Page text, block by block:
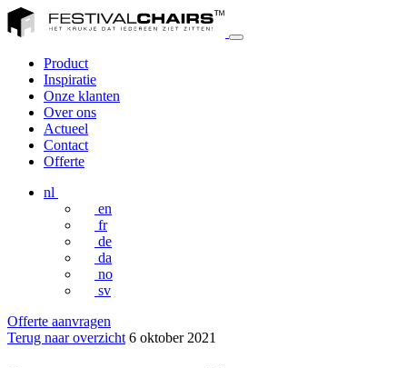
Product
Inspiratie
Onze klanten
Over ons
Actueel
Contact
Offerte
nl
en
fr
de
da
no
sv
Offerte aanvragen
Terug naar overzicht 6 oktober 2021